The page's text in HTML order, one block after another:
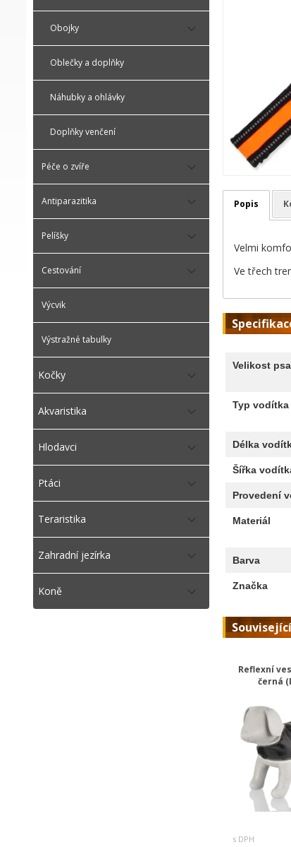
Obojky
Oblečky a doplňky
Náhubky a ohlávky
Doplňky venčení
Péče o zvíře
Antiparazitika
Pelíšky
Cestování
Výcvik
Výstražné tabulky
Kočky
Akvaristika
Hlodavci
Ptáci
Teraristika
Zahradní jezírka
Koně
Popis
Velmi
Ve třech
Velikost psa
Typ vodítka
Délka
Šířka
Provedení
Materiál
Barva
Značka
Reflexní
černá
s DPH